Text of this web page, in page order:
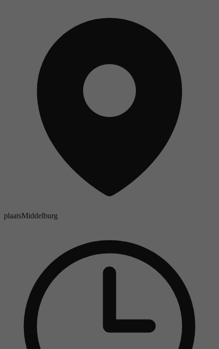
plaatsMiddelburg